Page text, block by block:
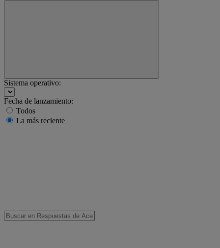
Sistema operativo:
Fecha de lanzamiento:
Todos
La más reciente